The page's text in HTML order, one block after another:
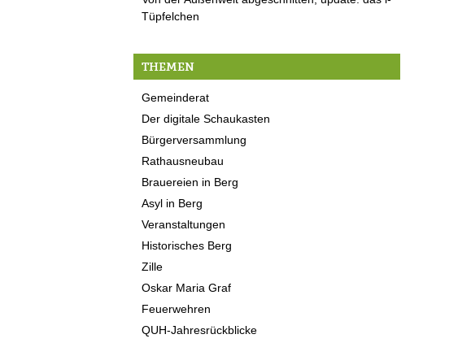
Tüpfelchen
THEMEN
Gemeinderat
Der digitale Schaukasten
Bürgerversammlung
Rathausneubau
Brauereien in Berg
Asyl in Berg
Veranstaltungen
Historisches Berg
Zille
Oskar Maria Graf
Feuerwehren
QUH-Jahresrückblicke